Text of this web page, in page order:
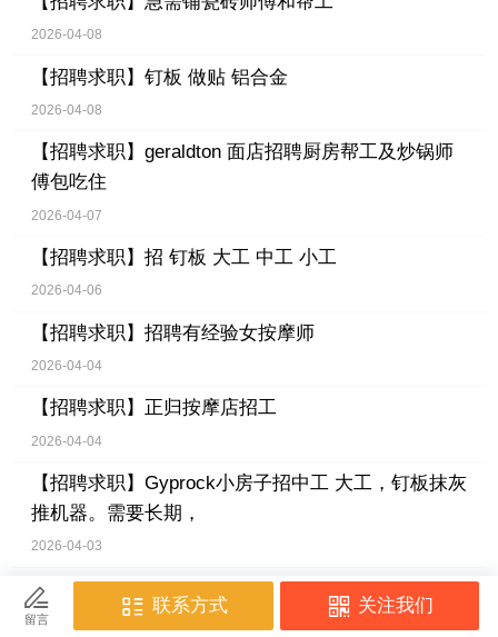
2026-04-08
【招聘求职】 钉板 做贴 铝合金
2026-04-08
【招聘求职】 geraldton 面店招聘厨房帮工及炒锅师
傅包吃住
2026-04-07
【招聘求职】 招 钉板 大工 中工 小工
2026-04-06
【招聘求职】 招聘有经验女按摩师
2026-04-04
【招聘求职】 正归按摩店招工
2026-04-04
【招聘求职】 Gyprock小房子招中工 大工，钉板抹灰
推机器。需要长期，
2026-04-03
【招聘求职】Leederville中餐馆招厨房帮工
2026-04-02